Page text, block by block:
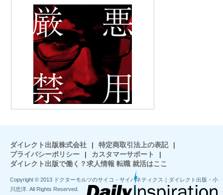
ダイレクト出版株式会社 | 特定商取引法上の表記
|
プライバシーポリシー
| カスタマーサポート
|
ダイレクト出版で働く？求人情報 転職 就活はここ
Copyright © 2013 ドクターモルツのサイコ・サイバネティクス｜ダイレクト出版・小
川忠洋. All Rights Reserved.